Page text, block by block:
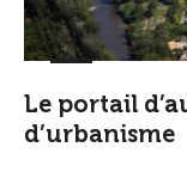
Le portail
d’urbanisme